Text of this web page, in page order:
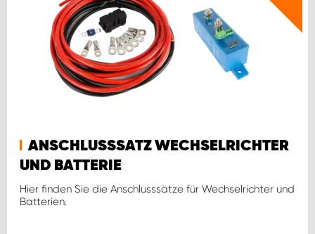
ANSCHLUSSSATZ WECHSELRICHTER
UND BATTERIE
Hier finden Sie die Anschlusssätze für Wechselrichter und
Batterien.